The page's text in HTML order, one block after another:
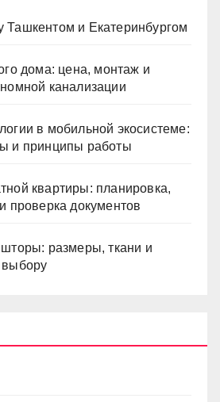
и Екатеринбургом
дома: цена, монтаж и
канализации
в мобильной экосистеме:
и принципы работы
квартиры: планировка,
проверка документов
размеры, ткани и
выбору